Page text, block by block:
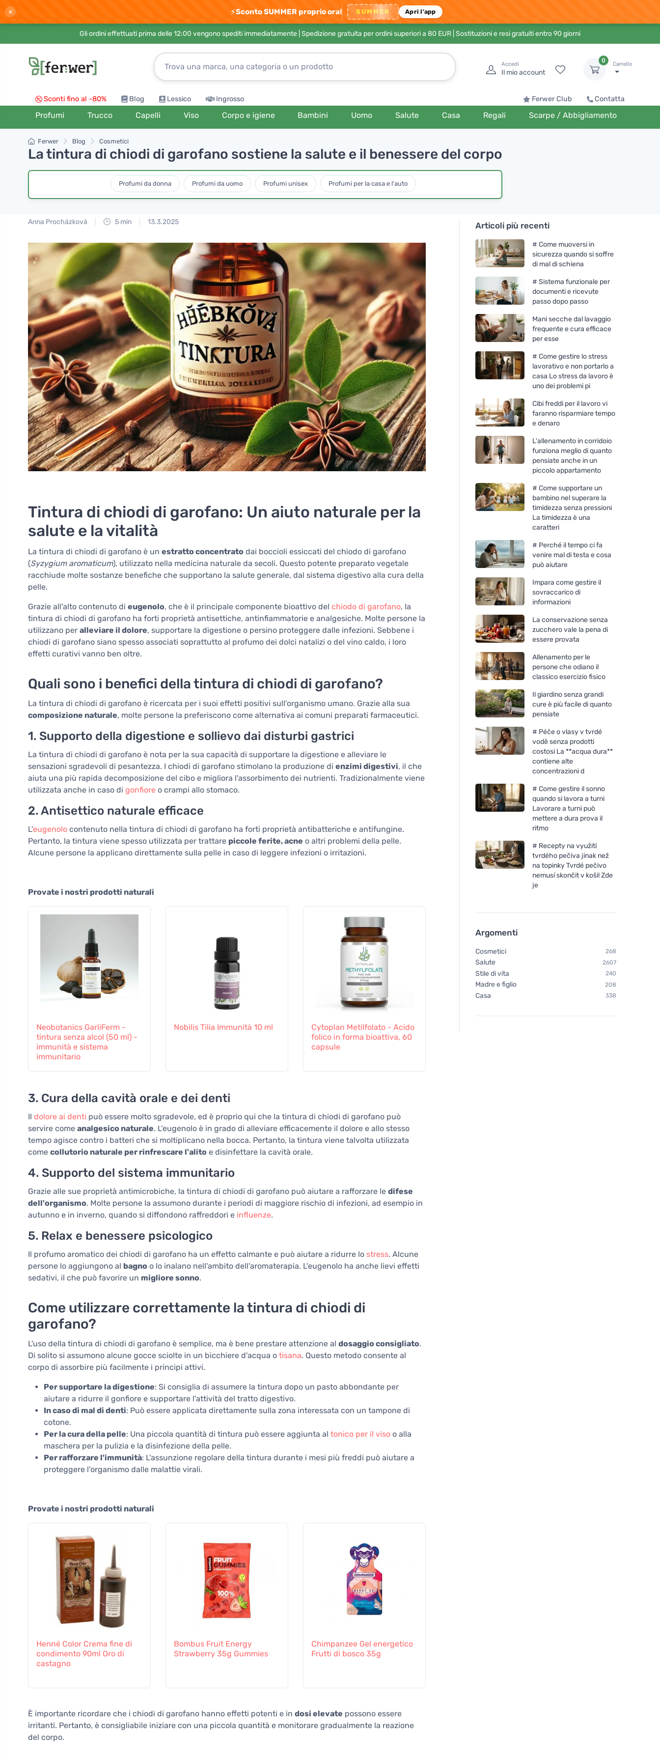
× ⚡Sconto SUMMER proprio ora! SUMMER Apri l'app
Gli ordini effettuati prima delle 12:00 vengono spediti immediatamente | Spedizione gratuita per ordini superiori a 80 EUR | Sostituzioni e resi gratuiti entro 90 giorni
Accedi
Il mio account
0
Carrello
Sconti fino al -80% Blog Lessico Ingrosso Ferwer Club Contatta
Profumi Trucco Capelli Viso Corpo e igiene Bambini Uomo Salute Casa Regali Scarpe / Abbigliamento
Ferwer Blog Cosmetici
La tintura di chiodi di garofano sostiene la salute e il benessere del corpo
Profumi da donna Profumi da uomo Profumi unisex Profumi per la casa e l'auto
Anna Procházková 5 min 13.3.2025
Tintura di chiodi di garofano: Un aiuto naturale per la
salute e la vitalità
La tintura di chiodi di garofano è un estratto concentrato dai boccioli essiccati del chiodo di garofano
(Syzygium aromaticum), utilizzato nella medicina naturale da secoli. Questo potente preparato vegetale
racchiude molte sostanze benefiche che supportano la salute generale, dal sistema digestivo alla cura della
pelle.
Grazie all'alto contenuto di eugenolo, che è il principale componente bioattivo del chiodo di garofano, la
tintura di chiodi di garofano ha forti proprietà antisettiche, antinfiammatorie e analgesiche. Molte persone la
utilizzano per alleviare il dolore, supportare la digestione o persino proteggere dalle infezioni. Sebbene i
chiodi di garofano siano spesso associati soprattutto al profumo dei dolci natalizi o del vino caldo, i loro
effetti curativi vanno ben oltre.
Quali sono i benefici della tintura di chiodi di garofano?
La tintura di chiodi di garofano è ricercata per i suoi effetti positivi sull'organismo umano. Grazie alla sua
composizione naturale, molte persone la preferiscono come alternativa ai comuni preparati farmaceutici.
1. Supporto della digestione e sollievo dai disturbi gastrici
La tintura di chiodi di garofano è nota per la sua capacità di supportare la digestione e alleviare le
sensazioni sgradevoli di pesantezza. I chiodi di garofano stimolano la produzione di enzimi digestivi, il che
aiuta una più rapida decomposizione del cibo e migliora l'assorbimento dei nutrienti. Tradizionalmente viene
utilizzata anche in caso di gonfiore o crampi allo stomaco.
2. Antisettico naturale efficace
L'eugenolo contenuto nella tintura di chiodi di garofano ha forti proprietà antibatteriche e antifungine.
Pertanto, la tintura viene spesso utilizzata per trattare piccole ferite, acne o altri problemi della pelle.
Alcune persone la applicano direttamente sulla pelle in caso di leggere infezioni o irritazioni.
Provate i nostri prodotti naturali
Neobotanics GarliFerm -
tintura senza alcol (50 ml) -
immunità e sistema
immunitario
Nobilis Tilia Immunità 10 ml
Cytoplan Metilfolato - Acido
folico in forma bioattiva, 60
capsule
3. Cura della cavità orale e dei denti
Il dolore ai denti può essere molto sgradevole, ed è proprio qui che la tintura di chiodi di garofano può
servire come analgesico naturale. L'eugenolo è in grado di alleviare efficacemente il dolore e allo stesso
tempo agisce contro i batteri che si moltiplicano nella bocca. Pertanto, la tintura viene talvolta utilizzata
come collutorio naturale per rinfrescare l'alito e disinfettare la cavità orale.
4. Supporto del sistema immunitario
Grazie alle sue proprietà antimicrobiche, la tintura di chiodi di garofano può aiutare a rafforzare le difese
dell'organismo. Molte persone la assumono durante i periodi di maggiore rischio di infezioni, ad esempio in
autunno e in inverno, quando si diffondono raffreddori e influenze.
5. Relax e benessere psicologico
Il profumo aromatico dei chiodi di garofano ha un effetto calmante e può aiutare a ridurre lo stress. Alcune
persone lo aggiungono al bagno o lo inalano nell'ambito dell'aromaterapia. L'eugenolo ha anche lievi effetti
sedativi, il che può favorire un migliore sonno.
Come utilizzare correttamente la tintura di chiodi di
garofano?
L'uso della tintura di chiodi di garofano è semplice, ma è bene prestare attenzione al dosaggio consigliato.
Di solito si assumono alcune gocce sciolte in un bicchiere d'acqua o tisana. Questo metodo consente al
corpo di assorbire più facilmente i principi attivi.
Per supportare la digestione: Si consiglia di assumere la tintura dopo un pasto abbondante per
aiutare a ridurre il gonfiore e supportare l'attività del tratto digestivo.
In caso di mal di denti: Può essere applicata direttamente sulla zona interessata con un tampone di
cotone.
Per la cura della pelle: Una piccola quantità di tintura può essere aggiunta al tonico per il viso o alla
maschera per la pulizia e la disinfezione della pelle.
Per rafforzare l'immunità: L'assunzione regolare della tintura durante i mesi più freddi può aiutare a
proteggere l'organismo dalle malattie virali.
Provate i nostri prodotti naturali
Henné Color Crema fine di
condimento 90ml Oro di
castagno
Bombus Fruit Energy
Strawberry 35g Gummies
Chimpanzee Gel energetico
Frutti di bosco 35g
È importante ricordare che i chiodi di garofano hanno effetti potenti e in dosi elevate possono essere
irritanti. Pertanto, è consigliabile iniziare con una piccola quantità e monitorare gradualmente la reazione
del corpo.
Articoli più recenti
# Come muoversi in
sicurezza quando si soffre
di mal di schiena
# Sistema funzionale per
documenti e ricevute
passo dopo passo
Mani secche dal lavaggio
frequente e cura efficace
per esse
# Come gestire lo stress
lavorativo e non portarlo a
casa Lo stress da lavoro è
uno dei problemi pi
Cibi freddi per il lavoro vi
faranno risparmiare tempo
e denaro
L'allenamento in corridoio
funziona meglio di quanto
pensiate anche in un
piccolo appartamento
# Come supportare un
bambino nel superare la
timidezza senza pressioni
La timidezza è una
caratteri
# Perché il tempo ci fa
venire mal di testa e cosa
può aiutare
Impara come gestire il
sovraccarico di
informazioni
La conservazione senza
zucchero vale la pena di
essere provata
Allenamento per le
persone che odiano il
classico esercizio fisico
Il giardino senza grandi
cure è più facile di quanto
pensiate
# Péče o vlasy v tvrdé
vodě senza prodotti
costosi La **acqua dura**
contiene alte
concentrazioni d
# Come gestire il sonno
quando si lavora a turni
Lavorare a turni può
mettere a dura prova il
ritmo
# Recepty na využití
tvrdého pečiva jinak než
na topinky Tvrdé pečivo
nemusí skončit v koši! Zde
je
Argomenti
Cosmetici 268
Salute 2607
Stile di vita 240
Madre e figlio 208
Casa 338